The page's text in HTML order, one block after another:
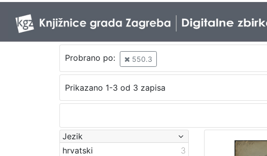
Probrano po: 550.3
Prikazano 1-3 od 3 zapisa
Jezik
hrvatski
3